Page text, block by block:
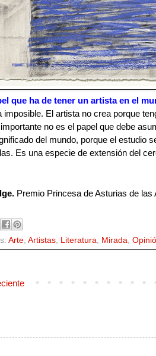
que ha de tener un artista en el
imposible. El artista no crea porque
no es el papel que debe
del mundo, porque el estudio
Es una especie de extensión del
Premio Princesa de Asturias de las
Arte, Artistas, Literatura Mirada